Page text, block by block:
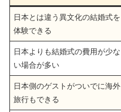
日本とは違う異文化の結婚式を
体験できる
日本よりも結婚式の費用が少な
い場合が多い
日本側のゲストがついでに海外
旅行もできる